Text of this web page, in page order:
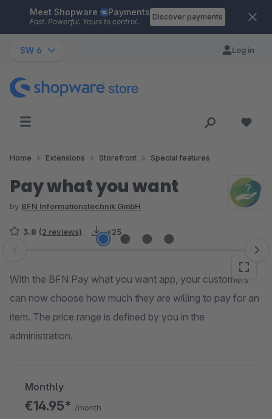
Skip to main content
Meet Shopware Payments
Fast. Powerful. Yours to control.
Discover payments
SW 6 Log in
Home Extensions Storefront Special features
Pay what you want
by BFN Informationstechnik GmbH
3.8 (2 reviews) <25
Skip image gallery
With the BFN Pay what you want app, your customers
can now choose how much they are willing to pay for an
item. The price range is defined by you in the
administration.
Monthly
€14.95* /month